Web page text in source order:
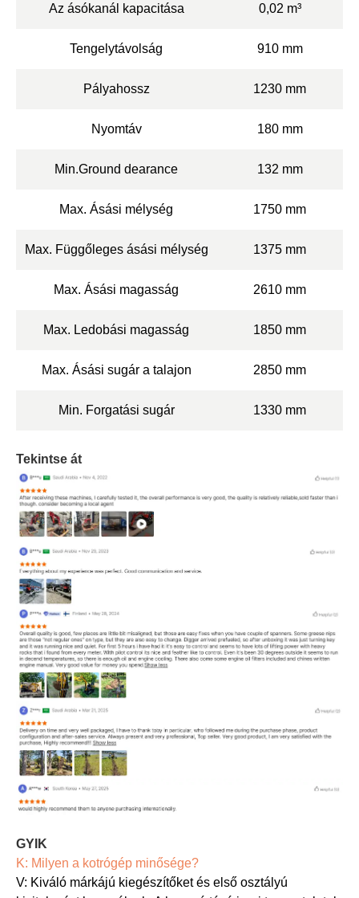
Az ásókanál kapacitása 0,02 m³
Tengelytávolság 910 mm
Pályahossz 1230 mm
Nyomtáv 180 mm
Min.Ground dearance 132 mm
Max. Ásási mélység 1750 mm
Max. Függőleges ásási mélység 1375 mm
Max. Ásási magasság 2610 mm
Max. Ledobási magasság 1850 mm
Max. Ásási sugár a talajon 2850 mm
Min. Forgatási sugár 1330 mm
Tekintse át
GYIK
K: Milyen a kotrógép minősége?
V: Kiváló márkájú kiegészítőket és első osztályú